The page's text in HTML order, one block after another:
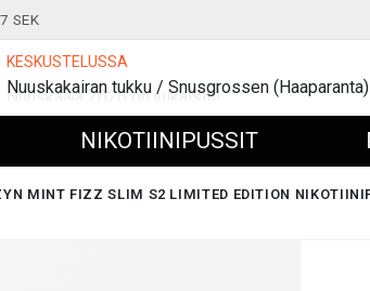
SEK
KESKUSTELUSSA
Nuuskakairan tukku / Snusgrossen (Haaparanta)
NIKOTIINIPUSSIT
MINT FIZZ SLIM S2 LIMITED EDITION